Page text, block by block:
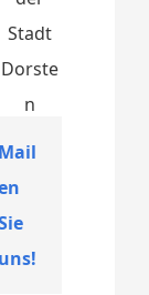
Mail
uns!